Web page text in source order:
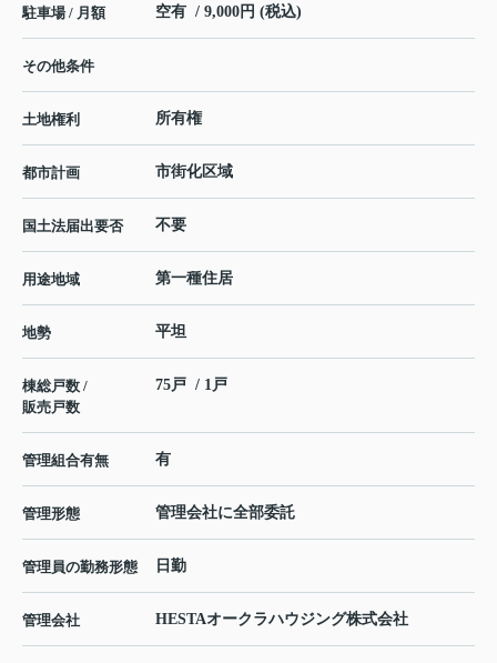
駐車場 / 月額 空有 / 9,000円 (税込)
その他条件
土地権利 所有権
都市計画 市街化区域
国土法届出要否 不要
用途地域 第一種住居
地勢 平坦
棟総戸数 /
販売戸数
75戸 / 1戸
管理組合有無 有
管理形態 管理会社に全部委託
管理員の勤務形態 日勤
管理会社 HESTAオークラハウジング株式会社